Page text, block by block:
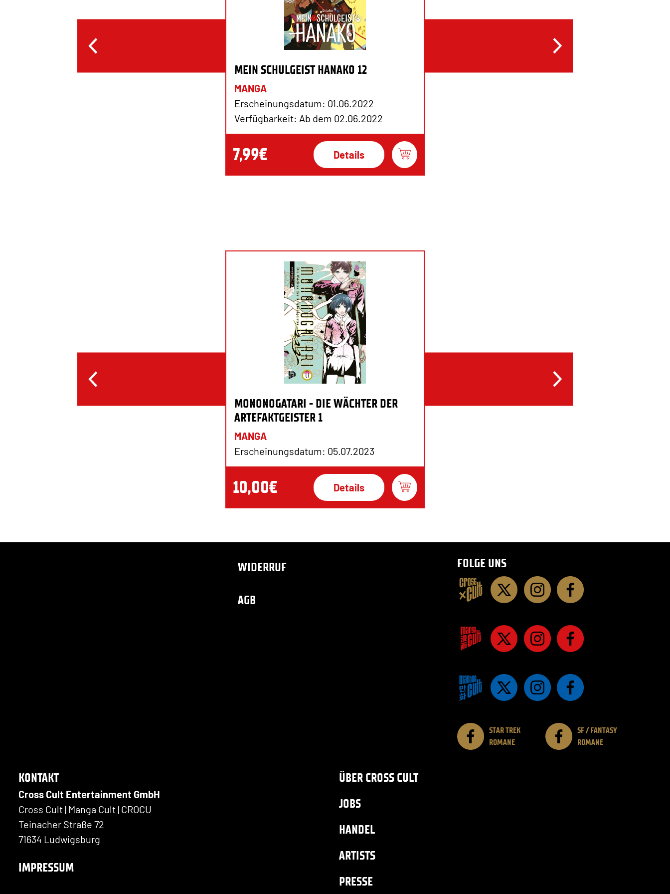
MEIN SCHULGEIST HANAKO 12
MANGA
Erscheinungsdatum: 01.06.2022
Verfügbarkeit: Ab dem 02.06.2022
7,99€ Details
MONONOGATARI - DIE WÄCHTER DER
ARTEFAKTGEISTER 1
MANGA
Erscheinungsdatum: 05.07.2023
10,00€ Details
WIDERRUF
AGB
FOLGE UNS
STAR TREK
ROMANE
SF / FANTASY
ROMANE
KONTAKT
Cross Cult Entertainment GmbH
Cross Cult | Manga Cult | CROCU
Teinacher Straße 72
71634 Ludwigsburg
IMPRESSUM
ÜBER CROSS CULT
JOBS
HANDEL
ARTISTS
PRESSE